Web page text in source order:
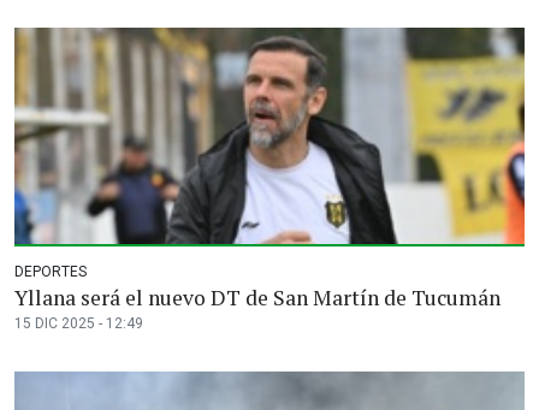
DEPORTES
Yllana será el nuevo DT de San Martín de Tucumán
15 DIC 2025 - 12:49